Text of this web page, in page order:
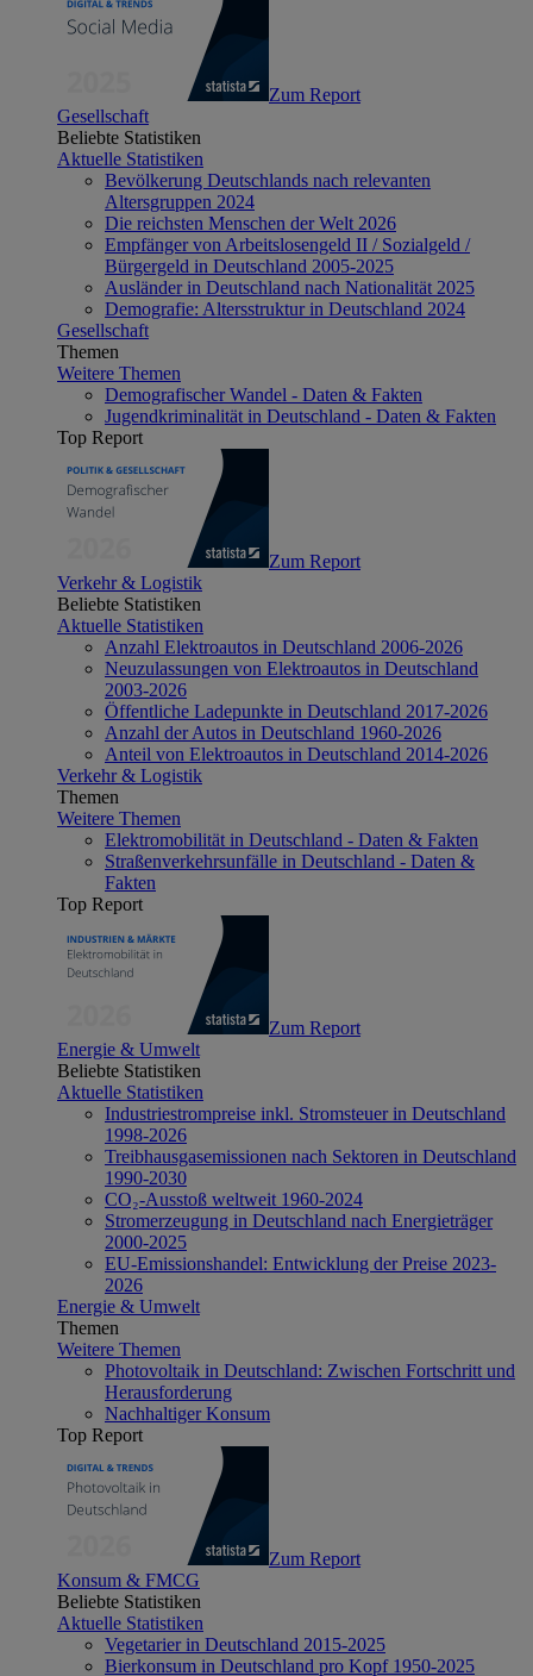
Zum Report
Gesellschaft
Beliebte Statistiken
Aktuelle Statistiken
Bevölkerung Deutschlands nach relevanten
Altersgruppen 2024
Die reichsten Menschen der Welt 2026
Empfänger von Arbeitslosengeld II / Sozialgeld /
Bürgergeld in Deutschland 2005-2025
Ausländer in Deutschland nach Nationalität 2025
Demografie: Altersstruktur in Deutschland 2024
Gesellschaft
Themen
Weitere Themen
Demografischer Wandel - Daten & Fakten
Jugendkriminalität in Deutschland - Daten & Fakten
Top Report
Zum Report
Verkehr & Logistik
Beliebte Statistiken
Aktuelle Statistiken
Anzahl Elektroautos in Deutschland 2006-2026
Neuzulassungen von Elektroautos in Deutschland
2003-2026
Öffentliche Ladepunkte in Deutschland 2017-2026
Anzahl der Autos in Deutschland 1960-2026
Anteil von Elektroautos in Deutschland 2014-2026
Verkehr & Logistik
Themen
Weitere Themen
Elektromobilität in Deutschland - Daten & Fakten
Straßenverkehrsunfälle in Deutschland - Daten &
Fakten
Top Report
Zum Report
Energie & Umwelt
Beliebte Statistiken
Aktuelle Statistiken
Industriestrompreise inkl. Stromsteuer in Deutschland
1998-2026
Treibhausgasemissionen nach Sektoren in Deutschland
1990-2030
CO₂-Ausstoß weltweit 1960-2024
Stromerzeugung in Deutschland nach Energieträger
2000-2025
EU-Emissionshandel: Entwicklung der Preise 2023-
2026
Energie & Umwelt
Themen
Weitere Themen
Photovoltaik in Deutschland: Zwischen Fortschritt und
Herausforderung
Nachhaltiger Konsum
Top Report
Zum Report
Konsum & FMCG
Beliebte Statistiken
Aktuelle Statistiken
Vegetarier in Deutschland 2015-2025
Bierkonsum in Deutschland pro Kopf 1950-2025